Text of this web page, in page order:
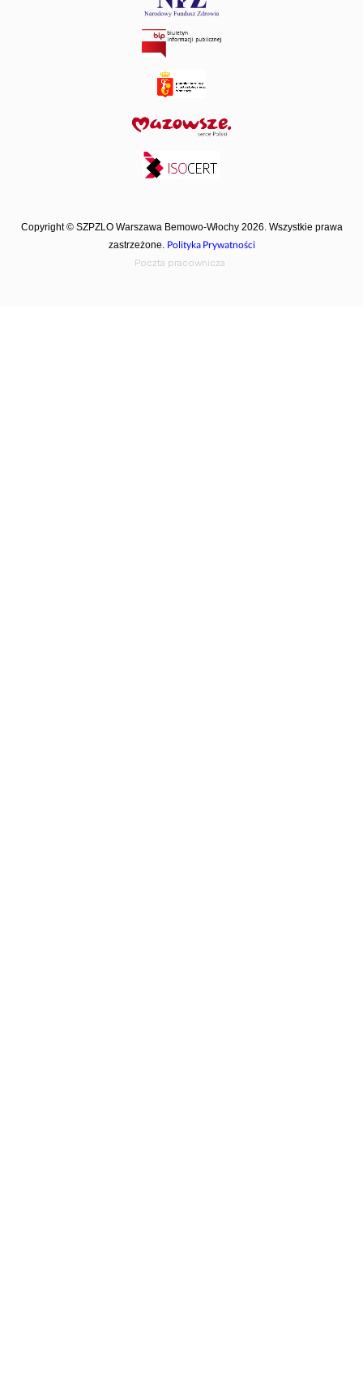
Copyright © SZPZLO Warszawa Bemowo-Włochy 2026. Wszystkie prawa
zastrzeżone. Polityka Prywatności
Poczta pracownicza